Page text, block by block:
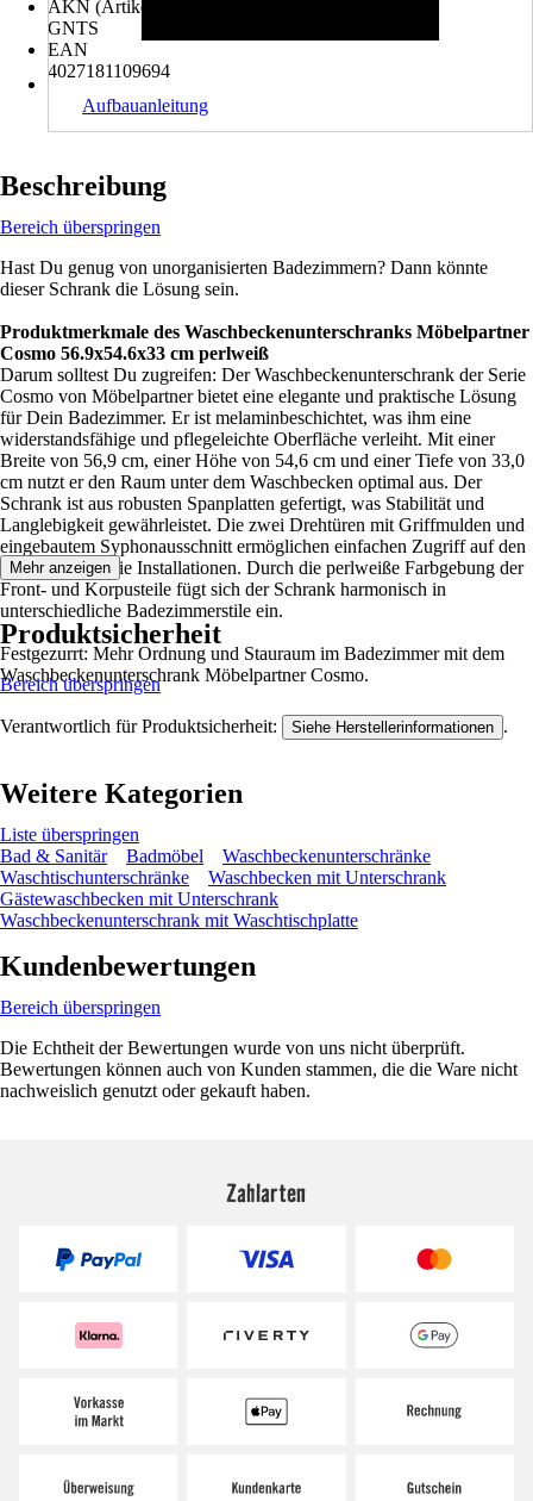
AKN (Artikelkurznummer)
GNTS
EAN
4027181109694
Aufbauanleitung
Beschreibung
Bereich überspringen
Hast Du genug von unorganisierten Badezimmern? Dann könnte
dieser Schrank die Lösung sein.
Produktmerkmale des Waschbeckenunterschranks Möbelpartner
Cosmo 56.9x54.6x33 cm perlweiß
Darum solltest Du zugreifen: Der Waschbeckenunterschrank der Serie
Cosmo von Möbelpartner bietet eine elegante und praktische Lösung
für Dein Badezimmer. Er ist melaminbeschichtet, was ihm eine
widerstandsfähige und pflegeleichte Oberfläche verleiht. Mit einer
Breite von 56,9 cm, einer Höhe von 54,6 cm und einer Tiefe von 33,0
cm nutzt er den Raum unter dem Waschbecken optimal aus. Der
Schrank ist aus robusten Spanplatten gefertigt, was Stabilität und
Langlebigkeit gewährleistet. Die zwei Drehtüren mit Griffmulden und
eingebautem Syphonausschnitt ermöglichen einfachen Zugriff auf den
Stauraum und die Installationen. Durch die perlweiße Farbgebung der
Front- und Korpusteile fügt sich der Schrank harmonisch in
unterschiedliche Badezimmerstile ein.
Festgezurrt: Mehr Ordnung und Stauraum im Badezimmer mit dem
Waschbeckenunterschrank Möbelpartner Cosmo.
Mehr anzeigen
Produktsicherheit
Bereich überspringen
Verantwortlich für Produktsicherheit: Siehe Herstellerinformationen .
Weitere Kategorien
Liste überspringen
Bad & Sanitär
Badmöbel
Waschbeckenunterschränke
Waschtischunterschränke
Waschbecken mit Unterschrank
Gästewaschbecken mit Unterschrank
Waschbeckenunterschrank mit Waschtischplatte
Kundenbewertungen
Bereich überspringen
Die Echtheit der Bewertungen wurde von uns nicht überprüft.
Bewertungen können auch von Kunden stammen, die die Ware nicht
nachweislich genutzt oder gekauft haben.
Zahlarten